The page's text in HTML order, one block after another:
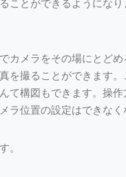
ことができるようにな
カメラをその場にとど
を撮ることができます
て構図もできます。操
ラ位置の設定はできなく
。